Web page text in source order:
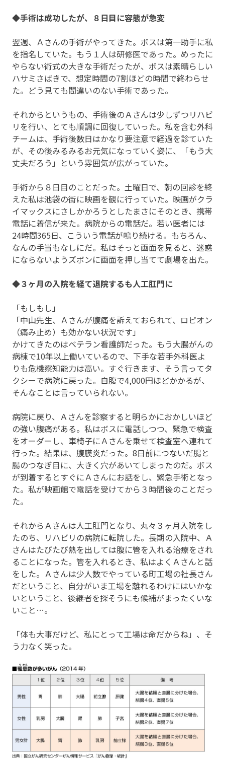
◆手術は成功したが、８日目に容態が急変
翌週、Ａさんの手術がやってきた。ボスは第一助手に私
を指名していた。もう１人は研修医であった。めったに
やらない術式の大きな手術だったが、ボスは素晴らしい
ハサミさばきで、想定時間の7割ほどの時間で終わらせ
た。どう見ても間違いのない手術であった。
それからというもの、手術後のＡさんは少しずつリハビ
リを行い、とても順調に回復していった。私を含む外科
チームは、手術後数日はかなり要注意で経過を診ていた
が、その後みるみるお元気になっていく姿に、「もう大
丈夫だろう」という雰囲気が広がっていた。
手術から８日目のことだった。土曜日で、朝の回診を終
えた私は池袋の街に映画を観に行っていた。映画がクラ
イマックスにさしかかろうとしたまさにそのとき、携帯
電話に着信が来た。病院からの電話だ。若い医者には
24時間365日、こういう電話が鳴り続ける。もちろん、
なんの手当もなしにだ。私はそっと画面を見ると、迷惑
にならないようズボンに画面を押し当てて劇場を出た。
◆３ヶ月の入院を経て退院するも人工肛門に
「もしもし」
「中山先生、Ａさんが腹痛を訴えておられて、ロピオン
（痛み止め）も効かない状況です」
かけてきたのはベテラン看護師だった。もう大腸がんの
病棟で10年以上働いているので、下手な若手外科医よ
りも危機察知能力は高い。すぐ行きます、そう言ってタ
クシーで病院に戻った。自腹で4,000円ほどかかるが、
そんなことは言っていられない。
病院に戻り、Ａさんを診察すると明らかにおかしいほど
の強い腹痛がある。私はボスに電話しつつ、緊急で検査
をオーダーし、車椅子にＡさんを乗せて検査室へ連れて
行った。結果は、腹膜炎だった。8日前につないだ腸と
腸のつなぎ目に、大きく穴があいてしまったのだ。ボス
が到着するとすぐにＡさんにお話をし、緊急手術となっ
た。私が映画館で電話を受けてから３時間後のことだっ
た。
それからＡさんは人工肛門となり、丸々３ヶ月入院をし
たのち、リハビリの病院に転院した。長期の入院中、Ａ
さんはたびたび熱を出しては腹に管を入れる治療をされ
ることになった。管を入れるとき、私はよくＡさんと話
をした。Ａさんは少人数でやっている町工場の社長さん
だということ、自分がいま工場を離れるわけにはいかな
いということ、後継者を探そうにも候補がまったくいな
いこと…。
「体も大事だけど、私にとって工場は命だからね」、そ
う力なく笑った。